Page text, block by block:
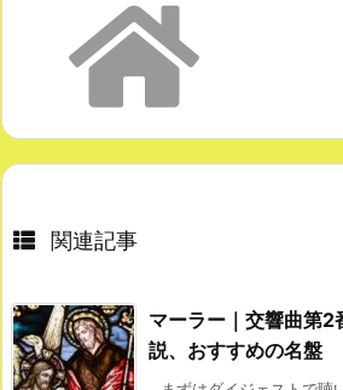
関連記事
マーラー｜交響曲第2
説、おすすめの名盤